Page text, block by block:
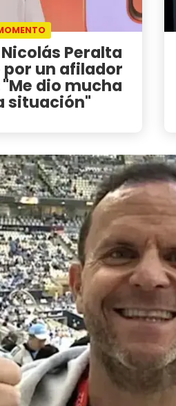
Peralta
un afilador
dio mucha
situación"